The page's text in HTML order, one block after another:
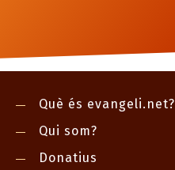
Què és evangeli.net?
Qui som?
Donatius